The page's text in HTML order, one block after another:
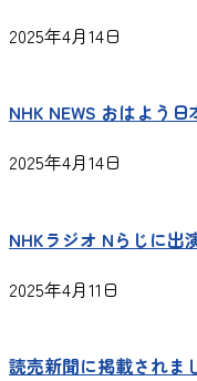
2025年4月14日
NHK NEWS おはよう
2025年4月14日
NHKラジオ Nらじに出
2025年4月11日
読売新聞に掲載されま